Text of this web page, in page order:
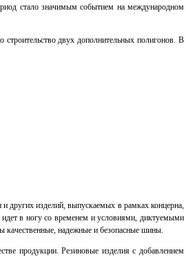
стало значимым событием на международном
двух дополнительных полигонов. В
и других изделий, выпускаемых в рамках концерна,
в ногу со временем и условиями, диктуемыми
качественные, надежные и безопасные шины.
продукции. Резиновые изделия с добавлением